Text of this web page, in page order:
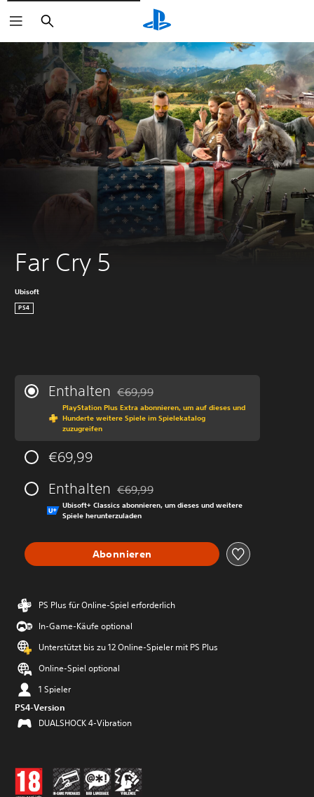
Suchen
Far Cry 5
Ubisoft
PS4
Enthalten Preisnachlass gegenüber dem
€69,99
PlayStation Plus Extra abonnieren, um auf dieses und
Hunderte weitere Spiele im Spielekatalog
zuzugreifen
€69,99
Enthalten Preisnachlass gegenüber dem
€69,99
Ubisoft+ Classics abonnieren, um dieses und weitere
Spiele herunterzuladen
Abonnieren
PS Plus für Online-Spiel erforderlich
In-Game-Käufe optional
Unterstützt bis zu 12 Online-Spieler mit PS Plus
Online-Spiel optional
1 Spieler
PS4-Version
DUALSHOCK 4-Vibration